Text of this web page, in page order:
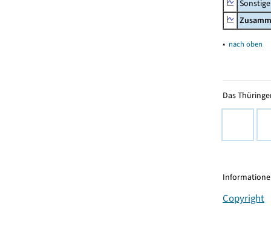
Sonstige
▴ nach oben
Das
Copyright